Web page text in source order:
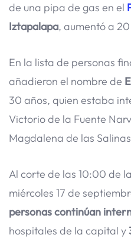
de una pipa de gas en el
Iztapalapa, aumentó a
En la lista de personas
añadieron el nombre de
30 años, quien estaba
Victorio de la Fuente
Magdalena de las
Al corte de las 10:00 de
miércoles 17 de
personas continúan
hospitales de la capital y